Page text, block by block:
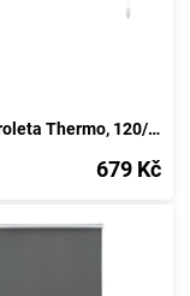
Upínací roleta Thermo, 120/150cm, Břidlicová
679 Kč